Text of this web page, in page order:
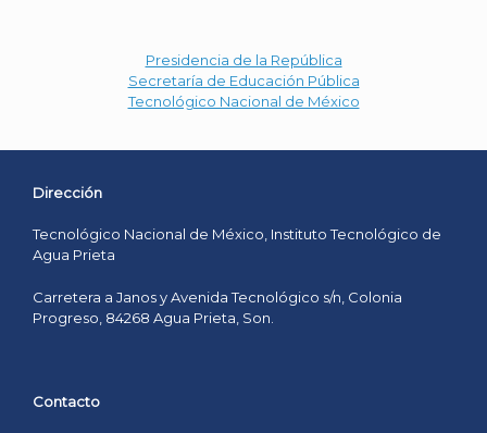
Presidencia de la República
Secretaría de Educación Pública
Tecnológico Nacional de México
Dirección
Tecnológico Nacional de México, Instituto Tecnológico de
Agua Prieta
Carretera a Janos y Avenida Tecnológico s/n, Colonia
Progreso, 84268 Agua Prieta, Son.
Contacto